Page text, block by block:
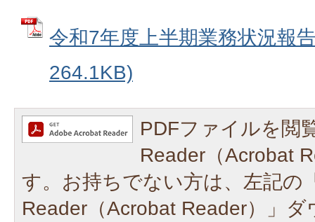
令和7年度上半期業務状況報
264.1KB)
PDFファイルを閲
Reader（Acrobat
す。お持ちでない方は、左記の
Reader（Acrobat Reader）」